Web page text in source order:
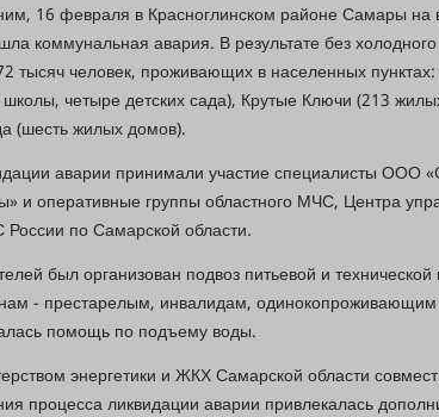
16 февраля в Красноглинском районе Самары
коммунальная авария. В результате без
тысяч человек, проживающих в населенных
четыре детских сада), Крутые Ключи (213
(шесть жилых домов).
аварии принимали участие специалисты ООО
и оперативные группы областного МЧС, Центра
по Самарской области.
был организован подвоз питьевой и
- престарелым, инвалидам,
помощь по подъему воды.
энергетики и ЖКХ Самарской области
процесса ликвидации аварии привлекалась